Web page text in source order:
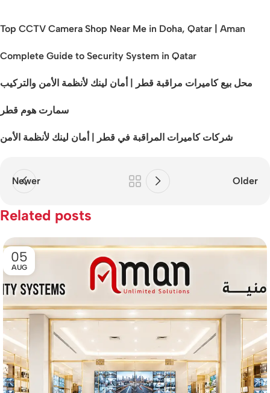
Top CCTV Camera Shop Near Me in Doha, Qatar | Aman
Complete Guide to Security System in Qatar
محل بيع كاميرات مراقبة قطر | أمان لينك لأنظمة الأمن والتركيب
سمارت هوم قطر
شركات كاميرات المراقبة في قطر | أمان لينك لأنظمة الأمن
Newer Older
Related posts
05
AUG